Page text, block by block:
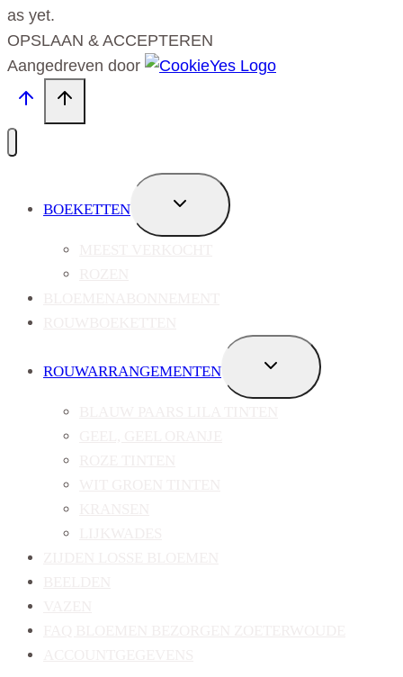
as yet.
OPSLAAN & ACCEPTEREN
Aangedreven door
BOEKETTEN
TOGGLE
SUBMENU
ROUWARRANGEMENTEN
TOGGLE
SUBMENU